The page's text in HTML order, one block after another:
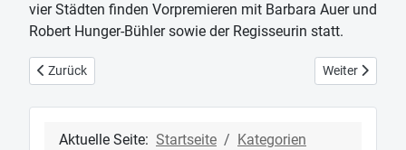
vier Städten finden Vorpremieren mit Barbara Auer und
Robert Hunger-Bühler sowie der Regisseurin statt.
Vorheriger Beitrag: Cinema Jove Filmfestival in Valencia - Special
Zurück Nächster
Weiter
Aktuelle Seite: Startseite
Kategorien